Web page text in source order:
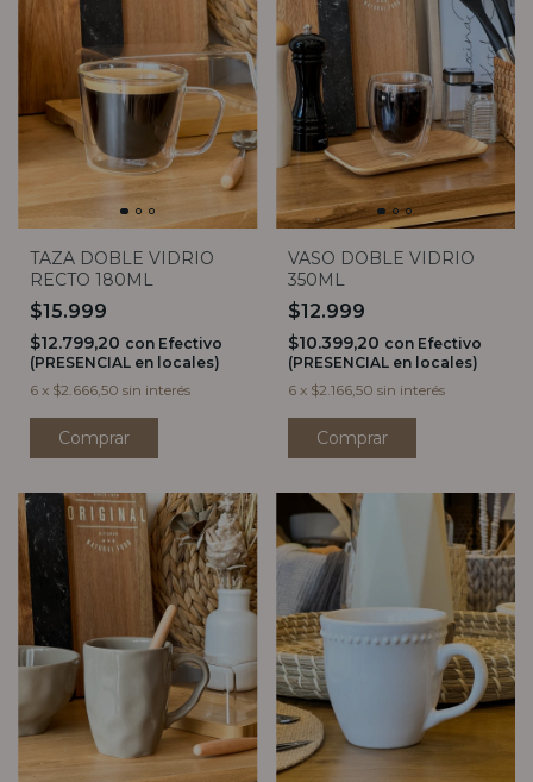
TAZA DOBLE VIDRIO
RECTO 180ML
$15.999
$12.799,20 con Efectivo
(PRESENCIAL en locales)
6 x $2.666,50 sin interés
VASO DOBLE VIDRIO
350ML
$12.999
$10.399,20 con Efectivo
(PRESENCIAL en locales)
6 x $2.166,50 sin interés